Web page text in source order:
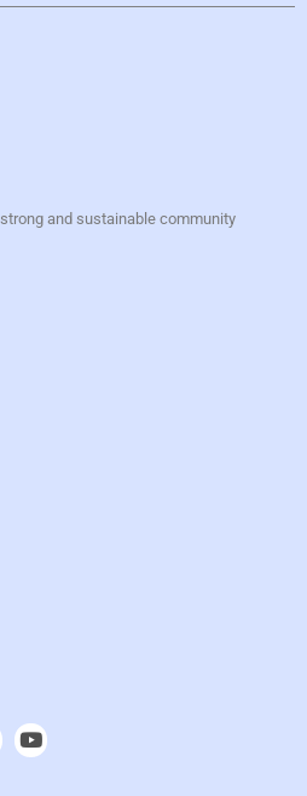
and sustainable community